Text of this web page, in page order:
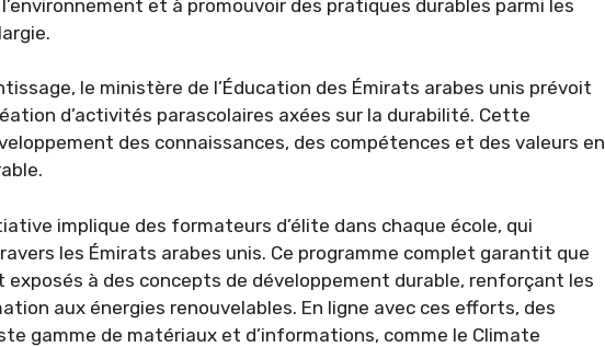
et à promouvoir des pratiques durables parmi les
le ministère de l’Éducation des Émirats arabes unis prévoit
d’activités parascolaires axées sur la durabilité. Cette
des connaissances, des compétences et des valeurs en
implique des formateurs d’élite dans chaque école, qui
les Émirats arabes unis. Ce programme complet garantit que
exposés à des concepts de développement durable, renforçant les
aux énergies renouvelables. En ligne avec ces efforts, des
gamme de matériaux et d’informations, comme le Climate